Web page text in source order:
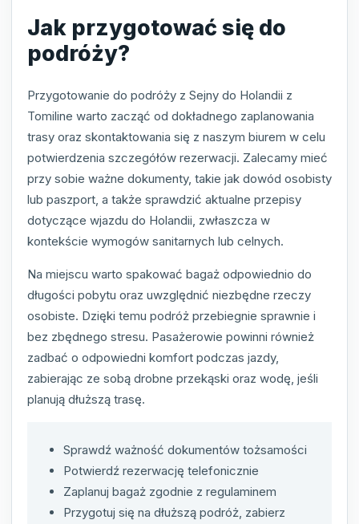
Jak przygotować się do
podróży?
Przygotowanie do podróży z Sejny do Holandii z
Tomiline warto zacząć od dokładnego zaplanowania
trasy oraz skontaktowania się z naszym biurem w celu
potwierdzenia szczegółów rezerwacji. Zalecamy mieć
przy sobie ważne dokumenty, takie jak dowód osobisty
lub paszport, a także sprawdzić aktualne przepisy
dotyczące wjazdu do Holandii, zwłaszcza w
kontekście wymogów sanitarnych lub celnych.
Na miejscu warto spakować bagaż odpowiednio do
długości pobytu oraz uwzględnić niezbędne rzeczy
osobiste. Dzięki temu podróż przebiegnie sprawnie i
bez zbędnego stresu. Pasażerowie powinni również
zadbać o odpowiedni komfort podczas jazdy,
zabierając ze sobą drobne przekąski oraz wodę, jeśli
planują dłuższą trasę.
Sprawdź ważność dokumentów tożsamości
Potwierdź rezerwację telefonicznie
Zaplanuj bagaż zgodnie z regulaminem
Przygotuj się na dłuższą podróż, zabierz